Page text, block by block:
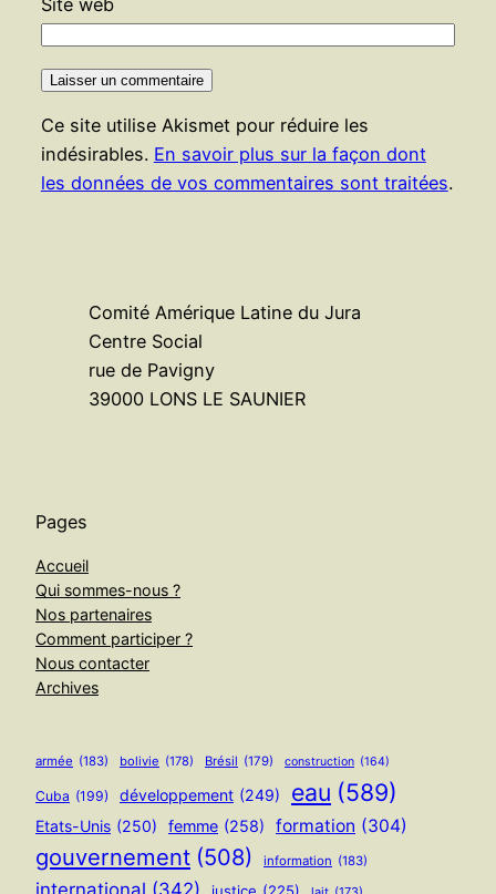
Ce site utilise Akismet pour réduire les
indésirables. En savoir plus sur la façon dont
les données de vos commentaires sont traitées.
Comité Amérique Latine du Jura
Centre Social
rue de Pavigny
39000 LONS LE SAUNIER
Pages
Accueil
Qui sommes-nous ?
Nos partenaires
Comment participer ?
Nous contacter
Archives
armée (183) bolivie (178) Brésil (179) construction (164)
Cuba (199) développement (249) eau (589)
Etats-Unis (250) femme (258) formation (304)
gouvernement (508) information (183)